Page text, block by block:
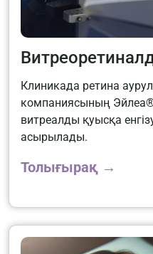
Клиникада ретина
компаниясының
витреалды қуысқа
асырылады.
Толығырақ →